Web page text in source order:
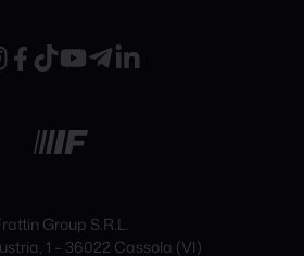
Group S.R.L.
1 – 36022 Cassola (VI)